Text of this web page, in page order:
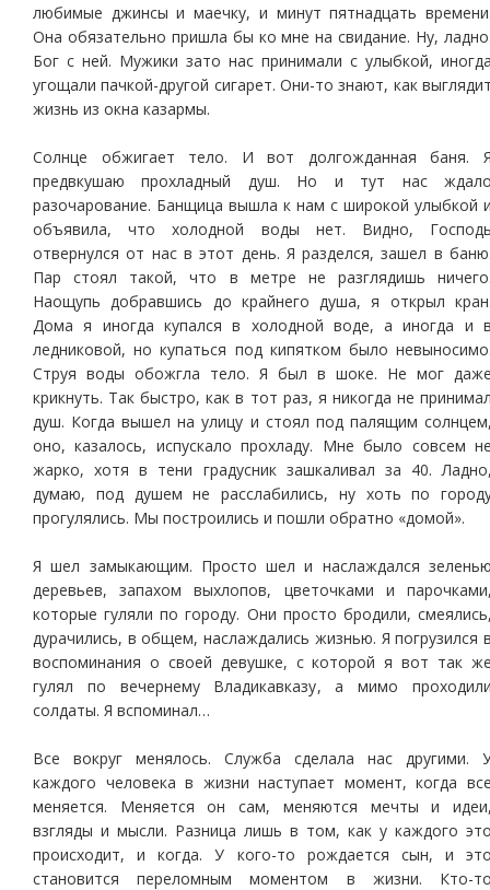
любимые джинсы и маечку, и минут пятнадцать
Она обязательно пришла бы ко мне на свидание. Ну,
Бог с ней. Мужики зато нас принимали с улыбкой,
угощали пачкой-другой сигарет. Они-то знают, как
жизнь из окна казармы.
Солнце обжигает тело. И вот долгожданная баня.
предвкушаю прохладный душ. Но и тут нас
разочарование. Банщица вышла к нам с широкой улыбкой
объявила, что холодной воды нет. Видно,
отвернулся от нас в этот день. Я разделся, зашел в
Пар стоял такой, что в метре не разглядишь
Наощупь добравшись до крайнего душа, я открыл
Дома я иногда купался в холодной воде, а иногда и
ледниковой, но купаться под кипятком было
Струя воды обожгла тело. Я был в шоке. Не мог
крикнуть. Так быстро, как в тот раз, я никогда не
душ. Когда вышел на улицу и стоял под палящим
оно, казалось, испускало прохладу. Мне было совсем
жарко, хотя в тени градусник зашкаливал за 40.
думаю, под душем не расслабились, ну хоть по
прогулялись. Мы построились и пошли обратно «домой».
Я шел замыкающим. Просто шел и наслаждался
деревьев, запахом выхлопов, цветочками и
которые гуляли по городу. Они просто бродили,
дурачились, в общем, наслаждались жизнью. Я погрузился
воспоминания о своей девушке, с которой я вот так
гулял по вечернему Владикавказу, а мимо
солдаты. Я вспоминал…
Все вокруг менялось. Служба сделала нас другими.
каждого человека в жизни наступает момент, когда
меняется. Меняется он сам, меняются мечты и
взгляды и мысли. Разница лишь в том, как у каждого
происходит, и когда. У кого-то рождается сын, и
становится переломным моментом в жизни. Кто-